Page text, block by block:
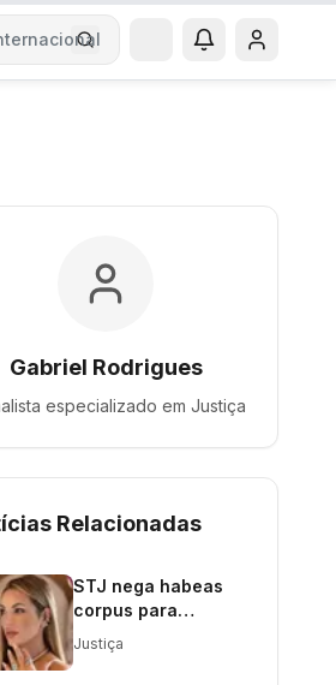
Gabriel Rodrigues
especializado em Justiça
Relacionadas
STJ nega habeas
corpus para
influenciadora
Deolane Bezerra
Justiça